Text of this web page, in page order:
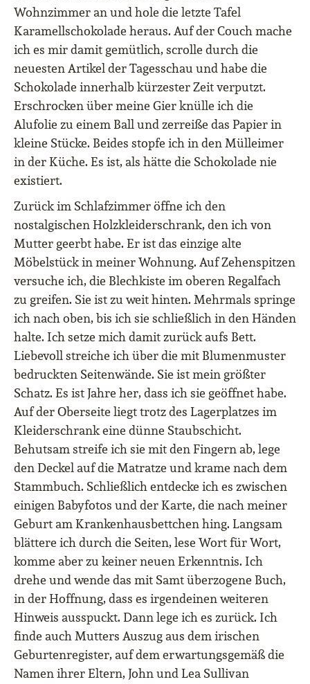
Wohnzimmer an und hole die letzte Tafel
Karamellschokolade heraus. Auf der Couch mache
ich es mir damit gemütlich, scrolle durch die
neuesten Artikel der Tagesschau und habe die
Schokolade innerhalb kürzester Zeit verputzt.
Erschrocken über meine Gier knülle ich die
Alufolie zu einem Ball und zerreiße das Papier in
kleine Stücke. Beides stopfe ich in den Mülleimer
in der Küche. Es ist, als hätte die Schokolade nie
existiert.
Zurück im Schlafzimmer öffne ich den
nostalgischen Holzkleiderschrank, den ich von
Mutter geerbt habe. Er ist das einzige alte
Möbelstück in meiner Wohnung. Auf Zehenspitzen
versuche ich, die Blechkiste im oberen Regalfach
zu greifen. Sie ist zu weit hinten. Mehrmals springe
ich nach oben, bis ich sie schließlich in den Händen
halte. Ich setze mich damit zurück aufs Bett.
Liebevoll streiche ich über die mit Blumenmuster
bedruckten Seitenwände. Sie ist mein größter
Schatz. Es ist Jahre her, dass ich sie geöffnet habe.
Auf der Oberseite liegt trotz des Lagerplatzes im
Kleiderschrank eine dünne Staubschicht.
Behutsam streife ich sie mit den Fingern ab, lege
den Deckel auf die Matratze und krame nach dem
Stammbuch. Schließlich entdecke ich es zwischen
einigen Babyfotos und der Karte, die nach meiner
Geburt am Krankenhausbettchen hing. Langsam
blättere ich durch die Seiten, lese Wort für Wort,
komme aber zu keiner neuen Erkenntnis. Ich
drehe und wende das mit Samt überzogene Buch,
in der Hoffnung, dass es irgendeinen weiteren
Hinweis ausspuckt. Dann lege ich es zurück. Ich
finde auch Mutters Auszug aus dem irischen
Geburtenregister, auf dem erwartungsgemäß die
Namen ihrer Eltern, John und Lea Sullivan